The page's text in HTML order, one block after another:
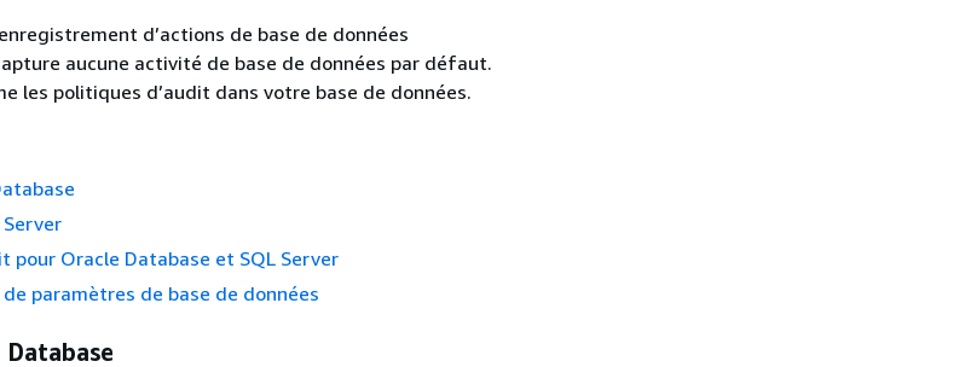
d’actions de base de données
aucune activité de base de données par défaut.
les politiques d’audit dans votre base de données.
pour Oracle Database et SQL Server
paramètres de base de données